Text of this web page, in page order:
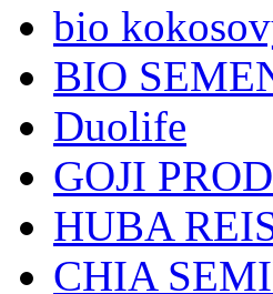
bio
BIO
Duolife
GOJI
HUBA
CHIA